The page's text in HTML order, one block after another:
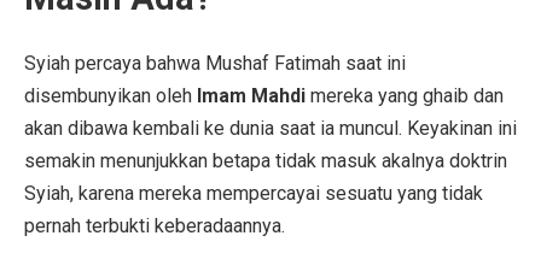
Syiah percaya bahwa Mushaf Fatimah saat ini
disembunyikan oleh Imam Mahdi mereka yang ghaib dan
akan dibawa kembali ke dunia saat ia muncul. Keyakinan ini
semakin menunjukkan betapa tidak masuk akalnya doktrin
Syiah, karena mereka mempercayai sesuatu yang tidak
pernah terbukti keberadaannya.